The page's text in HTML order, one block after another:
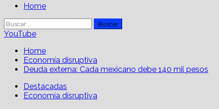
PrimaryHome
Buscar:
YouTube
Home
Economía disruptiva
Deuda externa: Cada mexicano debe 140 mil pesos
Destacadas
Economía disruptiva